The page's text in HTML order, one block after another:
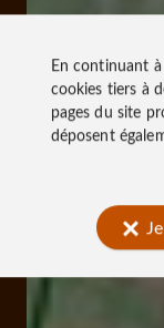
En continuant
cookies tiers à
pages du site
déposent